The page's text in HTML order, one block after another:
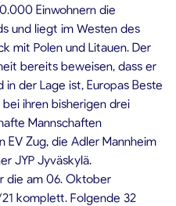
Einwohnern die
und liegt im Westen des
mit Polen und Litauen. Der
bereits beweisen, dass er
der Lage ist, Europas Beste
bei ihren bisherigen drei
Mannschaften
EV Zug, die Adler Mannheim
JYP Jyväskylä.
die am 06. Oktober
komplett. Folgende 32